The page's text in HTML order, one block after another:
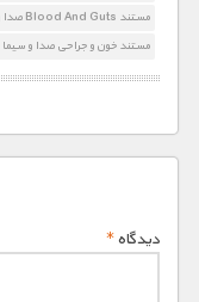
مستند Blood And Guts صدا و سیما
مستند خون و جراحی صدا و سیما
دیدگاه*